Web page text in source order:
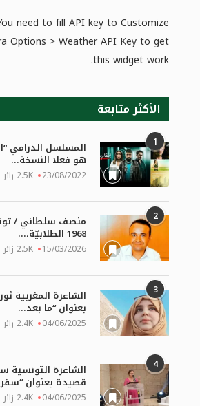
need to fill API key to Customize
Options > Weather API Key to get
this widget work.
الأكثر متابعة
1 المسلسل الدرامي
هو فعلا النسخة...
23/08/2022 2.5K زائر
2 منصف سلطاني /
1968 الطلابيّة،...
15/03/2026 2.5K زائر
3 الشاعرة المغربية
بعنوان “ما بعد...
04/06/2025 2.4K زائر
4 الشاعرة التونسية
قصيدة بعنوان
04/06/2025 2.4K زائر